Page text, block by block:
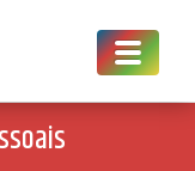
Toggle